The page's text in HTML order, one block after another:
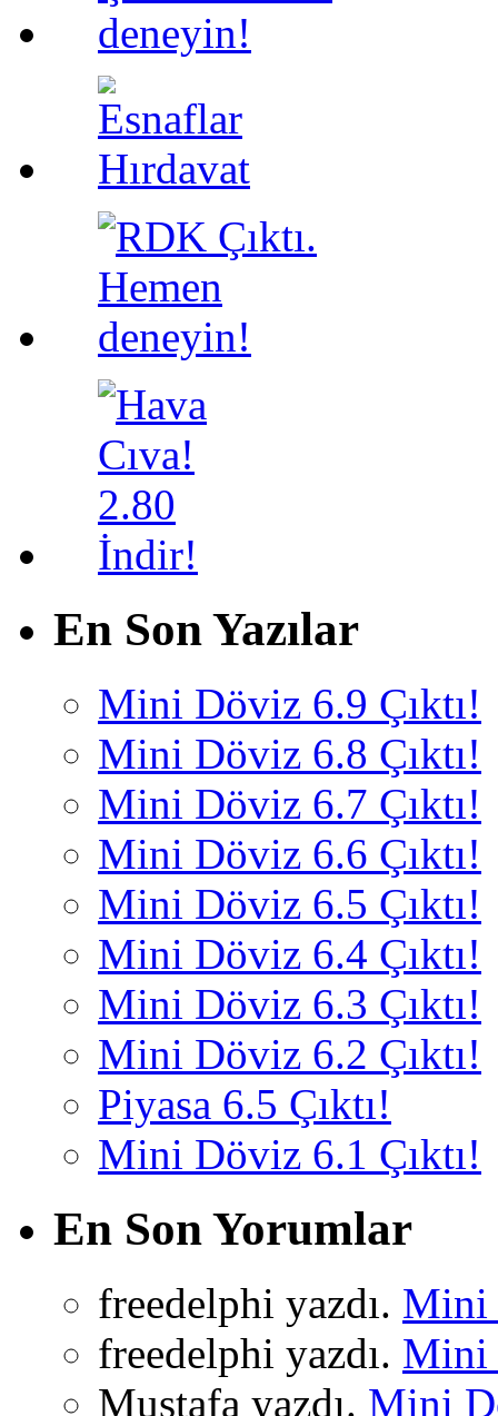
En Son Yazılar
Mini Döviz 6.9 Çıktı!
Mini Döviz 6.8 Çıktı!
Mini Döviz 6.7 Çıktı!
Mini Döviz 6.6 Çıktı!
Mini Döviz 6.5 Çıktı!
Mini Döviz 6.4 Çıktı!
Mini Döviz 6.3 Çıktı!
Mini Döviz 6.2 Çıktı!
Piyasa 6.5 Çıktı!
Mini Döviz 6.1 Çıktı!
En Son Yorumlar
freedelphi yazdı. Mini
freedelphi yazdı. Mini
Mustafa yazdı. Mini